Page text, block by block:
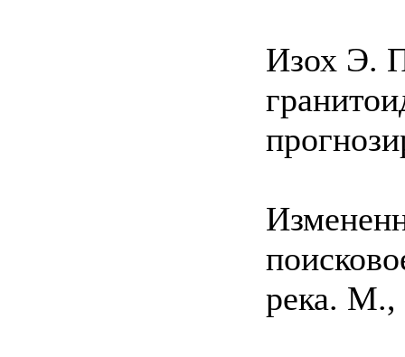
Изох Э.
река. M.,